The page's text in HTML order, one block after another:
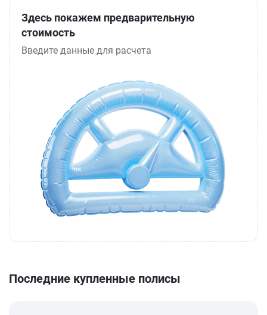
Здесь покажем предварительную
стоимость
Введите данные для расчета
Последние купленные полисы